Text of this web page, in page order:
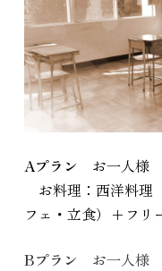
Aプラン お一人様
お料理：西洋料理
フェ・立食）+フリ
Bプラン お一人様